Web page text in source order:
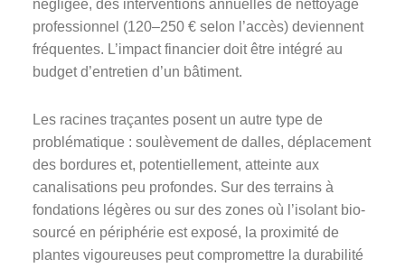
négligée, des interventions annuelles de nettoyage
professionnel (120–250 € selon l’accès) deviennent
fréquentes. L’impact financier doit être intégré au
budget d’entretien d’un bâtiment.
Les racines traçantes posent un autre type de
problématique : soulèvement de dalles, déplacement
des bordures et, potentiellement, atteinte aux
canalisations peu profondes. Sur des terrains à
fondations légères ou sur des zones où l’isolant bio-
sourcé en périphérie est exposé, la proximité de
plantes vigoureuses peut compromettre la durabilité